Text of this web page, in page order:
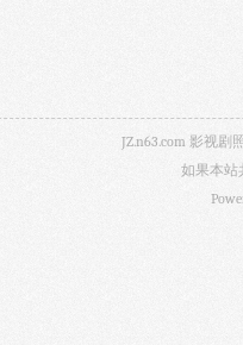
JZ.n63.com 影视
如果本站